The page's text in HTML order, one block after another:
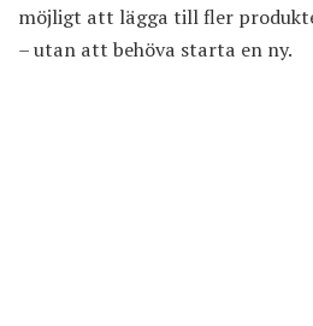
möjligt att lägga till fler
– utan att behöva starta en ny.